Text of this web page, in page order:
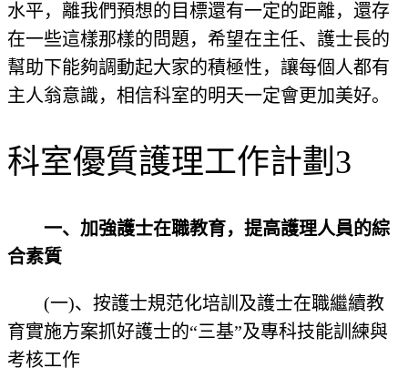
水平，離我們預想的目標還有一定的距離，還存
在一些這樣那樣的問題，希望在主任、護士長的
幫助下能夠調動起大家的積極性，讓每個人都有
主人翁意識，相信科室的明天一定會更加美好。
科室優質護理工作計劃3
一、加強護士在職教育，提高護理人員的綜
合素質
(一)、按護士規范化培訓及護士在職繼續教
育實施方案抓好護士的“三基”及專科技能訓練與
考核工作